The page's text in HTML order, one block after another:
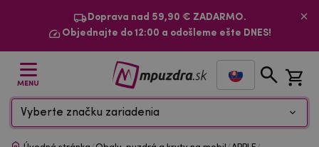
Doprava nad 59,90 € ZADARMO.
Objednajte do 12:00 a odošleme ešte DNES!
MENU
Vyberte značku zariadenia